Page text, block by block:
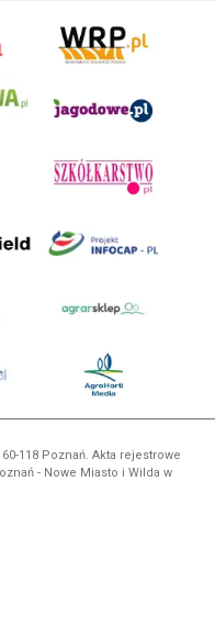
118 Poznań. Akta rejestrowe
- Nowe Miasto i Wilda w